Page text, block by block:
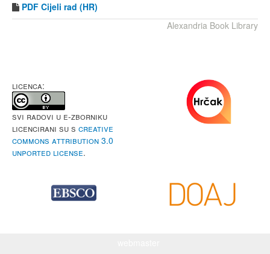
PDF Cijeli rad (HR)
Alexandria Book Library
LICENCA:
Svi radovi u e-Zborniku
licencirani su s Creative
Commons Attribution 3.0
Unported License.